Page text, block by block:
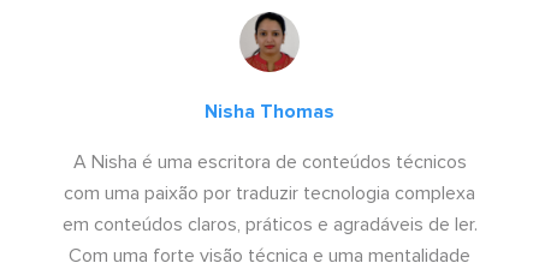
Nisha Thomas
A Nisha é uma escritora de conteúdos técnicos
com uma paixão por traduzir tecnologia complexa
em conteúdos claros, práticos e agradáveis de ler.
Com uma forte visão técnica e uma mentalidade